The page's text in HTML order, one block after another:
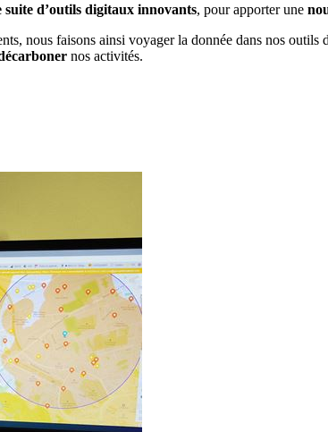
suite d’outils digitaux innovants, pour apporter une
nous faisons ainsi voyager la donnée dans nos
nos activités.